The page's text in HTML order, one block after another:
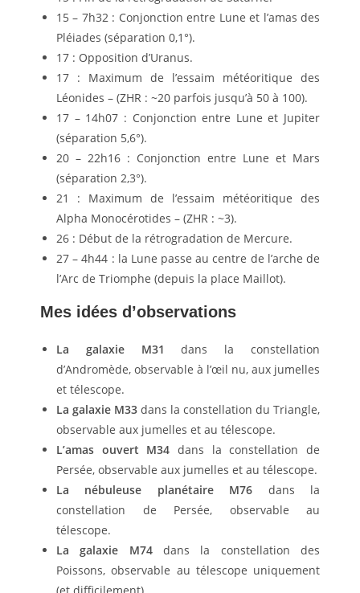
15 – 7h32 : Conjonction entre Lune et l’amas des
Pléiades (séparation 0,1°).
17 : Opposition d’Uranus.
17 : Maximum de l’essaim météoritique des
Léonides – (ZHR : ~20 parfois jusqu’à 50 à 100).
17 – 14h07 : Conjonction entre Lune et Jupiter
(séparation 5,6°).
20 – 22h16 : Conjonction entre Lune et Mars
(séparation 2,3°).
21 : Maximum de l’essaim météoritique des
Alpha Monocérotides – (ZHR : ~3).
26 : Début de la rétrogradation de Mercure.
27 – 4h44 : la Lune passe au centre de l’arche de
l’Arc de Triomphe (depuis la place Maillot).
Mes idées d’observations
La galaxie M31dans la constellation
d’Andromède, observable à l’œil nu, aux jumelles
et télescope.
La galaxie M33 dans la constellation du Triangle,
observable aux jumelles et au télescope.
L’amas ouvert M34 dans la constellation de
Persée, observable aux jumelles et au télescope.
La nébuleuse planétaire M76 dans la
constellation de Persée, observable au
télescope.
La galaxie M74dans la constellation des
Poissons, observable au télescope uniquement